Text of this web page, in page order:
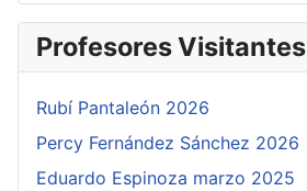
Profesores Visitantes
Rubí Pantaleón 2026
Percy Fernández Sánchez 2026
Eduardo Espinoza marzo 2025